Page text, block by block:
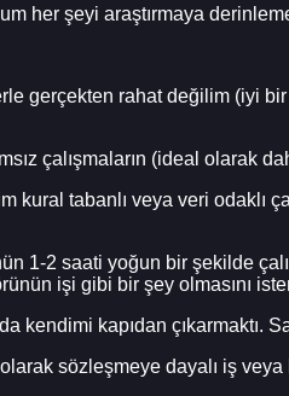
her şeyi araştırmaya
gerçekten rahat değilim (iyi
çalışmaların (ideal olarak
kural tabanlı veya veri odaklı
1-2 saati yoğun bir şekilde
işi gibi bir şey olmasını
kendimi kapıdan çıkarmaktı.
olarak sözleşmeye dayalı iş